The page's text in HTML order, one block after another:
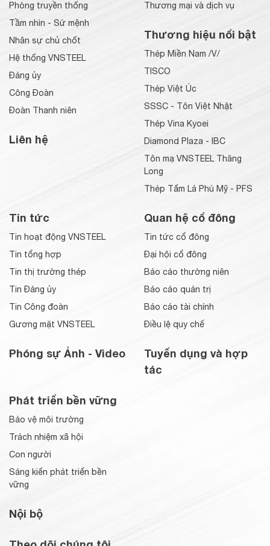
Phòng truyền thống
Tầm nhìn - Sứ mệnh
Nhân sự chủ chốt
Hệ thống VNSTEEL
Đảng ủy
Công Đoàn
Đoàn Thanh niên
Liên hệ
Thương mại và dịch vụ
Thương hiệu nổi bật
Thép Miền Nam /V/
TISCO
Thép Việt Úc
SSSC - Tôn Việt Nhật
Thép Vina Kyoei
Diamond Plaza - IBC
Tôn mạ VNSTEEL Thăng
Long
Thép Tấm Lá Phú Mỹ - PFS
Tin tức
Tin hoạt động VNSTEEL
Tin tổng hợp
Tin thị trường thép
Tin Đảng ủy
Tin Công đoàn
Gương mặt VNSTEEL
Phóng sự Ảnh - Video
Quan hệ cổ đông
Tin tức cổ đông
Đại hội cổ đông
Báo cáo thường niên
Báo cáo quản trị
Báo cáo tài chính
Điều lệ quy chế
Tuyển dụng và hợp
tác
Phát triển bền vững
Bảo vệ môi trường
Trách nhiệm xã hội
Con người
Sáng kiến phát triển bền
vững
Nội bộ